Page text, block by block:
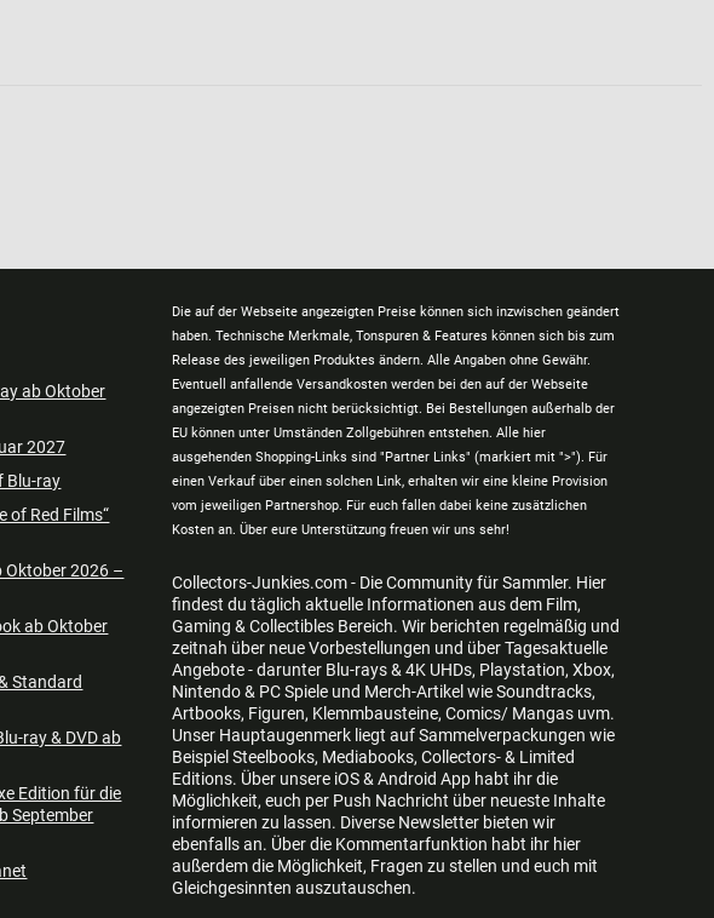
ab Oktober
2027
Blu-ray
of Red Films“
Oktober 2026 –
ab Oktober
Standard
ray & DVD ab
Edition für die
September
Die auf der Webseite angezeigten Preise können sich inzwischen geändert
haben. Technische Merkmale, Tonspuren & Features können sich bis zum
Release des jeweiligen Produktes ändern. Alle Angaben ohne Gewähr.
Eventuell anfallende Versandkosten werden bei den auf der Webseite
angezeigten Preisen nicht berücksichtigt. Bei Bestellungen außerhalb der
EU können unter Umständen Zollgebühren entstehen. Alle hier
ausgehenden Shopping-Links sind "Partner Links" (markiert mit ">"). Für
einen Verkauf über einen solchen Link, erhalten wir eine kleine Provision
vom jeweiligen Partnershop. Für euch fallen dabei keine zusätzlichen
Kosten an. Über eure Unterstützung freuen wir uns sehr!
Collectors-Junkies.com - Die Community für Sammler. Hier
findest du täglich aktuelle Informationen aus dem Film,
Gaming & Collectibles Bereich. Wir berichten regelmäßig und
zeitnah über neue Vorbestellungen und über Tagesaktuelle
Angebote - darunter Blu-rays & 4K UHDs, Playstation, Xbox,
Nintendo & PC Spiele und Merch-Artikel wie Soundtracks,
Artbooks, Figuren, Klemmbausteine, Comics/ Mangas uvm.
Unser Hauptaugenmerk liegt auf Sammelverpackungen wie
Beispiel Steelbooks, Mediabooks, Collectors- & Limited
Editions. Über unsere iOS & Android App habt ihr die
Möglichkeit, euch per Push Nachricht über neueste Inhalte
informieren zu lassen. Diverse Newsletter bieten wir
ebenfalls an. Über die Kommentarfunktion habt ihr hier
außerdem die Möglichkeit, Fragen zu stellen und euch mit
Gleichgesinnten auszutauschen.